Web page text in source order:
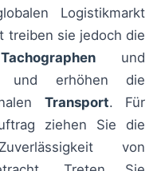
Logistikmarkt
treiben sie jedoch die
Tachographen und
und erhöhen die
Transport. Für
ziehen Sie die
von